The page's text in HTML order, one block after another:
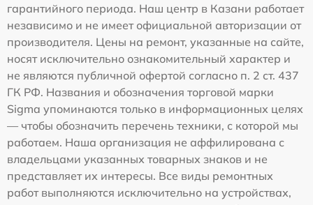
гарантийного периода. Наш центр в Казани работает
независимо и не имеет официальной авторизации от
производителя. Цены на ремонт, указанные на сайте,
носят исключительно ознакомительный характер и
не являются публичной офертой согласно п. 2 ст. 437
ГК РФ. Названия и обозначения торговой марки
Sigma упоминаются только в информационных целях
— чтобы обозначить перечень техники, с которой мы
работаем. Наша организация не аффилирована с
владельцами указанных товарных знаков и не
представляет их интересы. Все виды ремонтных
работ выполняются исключительно на устройствах,